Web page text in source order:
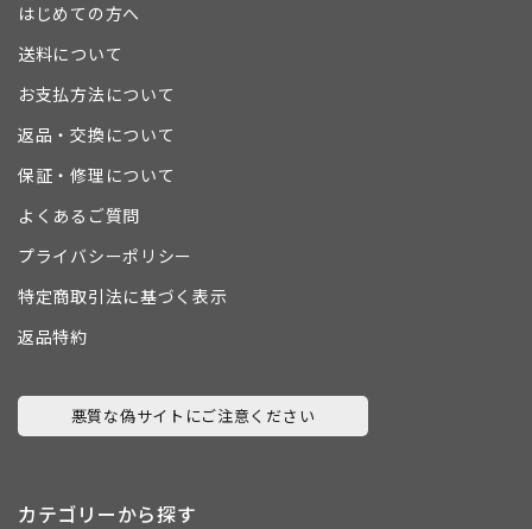
はじめての方へ
送料について
お支払方法について
返品・交換について
保証・修理について
よくあるご質問
プライバシーポリシー
特定商取引法に基づく表示
返品特約
悪質な偽サイトにご注意ください
カテゴリーから探す